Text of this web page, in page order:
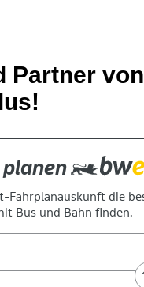
Partner von